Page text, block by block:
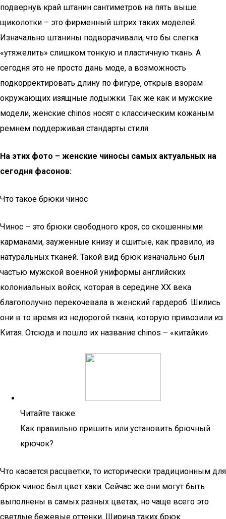
подвернув край штанин сантиметров на пять выше
щиколотки – это фирменный штрих таких моделей.
Изначально штанины подворачивали, что бы слегка
«утяжелить» слишком тонкую и пластичную ткань. А
сегодня это не просто дань моде, а возможность
подкорректировать длину по фигуре, открыв взорам
окружающих изящные лодыжки. Так же как и мужские
модели, женские сhinos носят с классическим кожаным
ремнем поддерживая стандарты стиля.
На этих фото – женские чиносы самых актуальных на
сегодня фасонов:
Что такое брюки чинос
Чинос – это брюки свободного кроя, со скошенными
карманами, зауженные книзу и сшитые, как правило, из
натуральных тканей. Такой вид брюк изначально был
частью мужской военной униформы английских
колониальных войск, которая в середине XX века
благополучно перекочевала в женский гардероб. Шились
они в то время из недорогой ткани, которую привозили из
Китая. Отсюда и пошло их название chinos – «китайки».
Читайте также:
Как правильно пришить или установить брючный
крючок?
Что касается расцветки, то исторически традиционным для
брюк чинос был цвет хаки. Сейчас же они могут быть
выполнены в самых разных цветах, но чаще всего это
светлые бежевые оттенки. Ширина таких брюк